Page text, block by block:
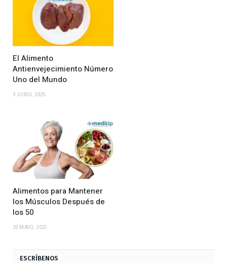
El Alimento
Antienvejecimiento Número
Uno del Mundo
3 JUNIO, 2025
Alimentos para Mantener
los Músculos Después de
los 50
20 MAYO, 2025
ESCRÍBENOS